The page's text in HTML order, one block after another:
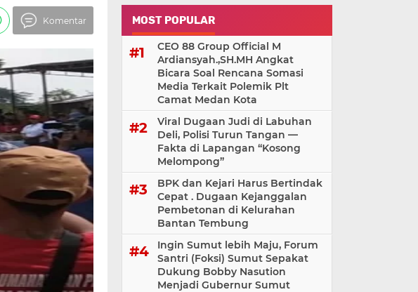
Komentar MOST POPULAR
CEO 88 Group Official M
Ardiansyah.,SH.MH Angkat
Bicara Soal Rencana Somasi
Media Terkait Polemik Plt
Camat Medan Kota
Viral Dugaan Judi di Labuhan
Deli, Polisi Turun Tangan —
Fakta di Lapangan “Kosong
Melompong”
BPK dan Kejari Harus Bertindak
Cepat . Dugaan Kejanggalan
Pembetonan di Kelurahan
Bantan Tembung
Ingin Sumut lebih Maju, Forum
Santri (Foksi) Sumut Sepakat
Dukung Bobby Nasution
Menjadi Gubernur Sumut